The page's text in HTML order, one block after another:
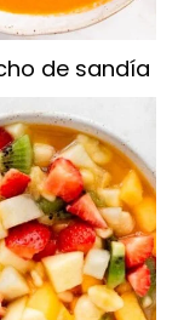
de sandía